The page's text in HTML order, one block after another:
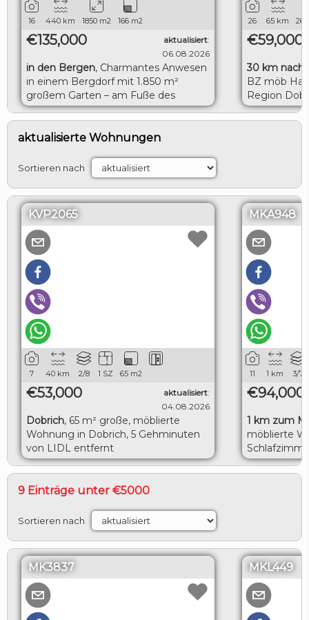
16 440 km 1850 m2 166 m2
€135,000 aktualisiert:
06.08.2026
in den Bergen, Charmantes Anwesen
in einem Bergdorf mit 1.850 m²
großem Garten – am Fuße des
Balkangebirges
26 65 km
€59,000
30 km nach
BZ möb
Region
aktualisierte Wohnungen
Sortieren nach
KVP2065
7 40 km 2/8 1 SZ 65 m2
€53,000 aktualisiert:
04.08.2026
Dobrich, 65 m² große, möblierte
Wohnung in Dobrich, 5 Gehminuten
von LIDL entfernt
MKA948
11 1 km 3/7
€94,000
1 km zum
möblierte
herrlicher
9 Einträge unter €5000
Sortieren nach
MK3837 MKL449